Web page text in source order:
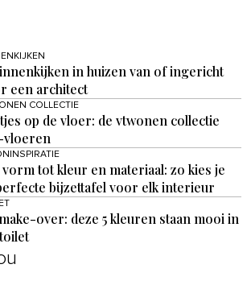
in huizen van of ingericht
een architect
COLLECTIE
op de vloer: de vtwonen collectie
vloeren
vorm tot kleur en materiaal: zo kies je
bijzettafel voor elk interieur
over: deze 5 kleuren staan mooi in